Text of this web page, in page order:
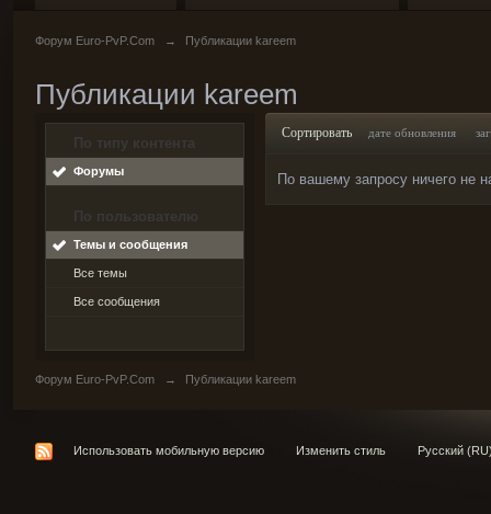
Форум Euro-PvP.Com → Публикации kareem
Публикации kareem
По типу контента
Форумы
По пользователю
Темы и сообщения
Все темы
Все сообщения
Сортировать дате обновления
По вашему запросу ничего не
Форум Euro-PvP.Com → Публикации kareem
Использовать мобильную версию Изменить стиль Русский